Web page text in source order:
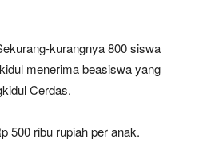
kurangnya 800 siswa
menerima beasiswa yang
Cerdas.
500 ribu rupiah per anak.